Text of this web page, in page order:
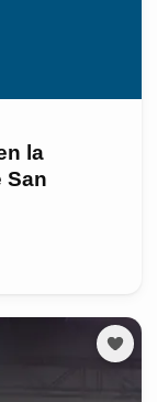
la
San